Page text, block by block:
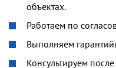
объектах.
Работаем по
Выполняем
Консультируем